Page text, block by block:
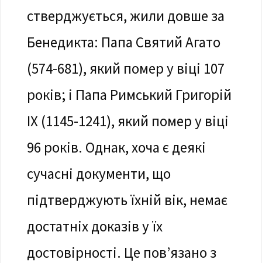
стверджується, жили довше за
Бенедикта: Папа Святий Агато
(574-681), який помер у віці 107
років; і Папа Римський Григорій
IX (1145-1241), який помер у віці
96 років. Однак, хоча є деякі
сучасні документи, що
підтверджують їхній вік, немає
достатніх доказів у їх
достовірності. Це пов’язано з